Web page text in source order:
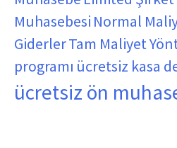
Muhasebesi Normal
GiderlerTam Maliyet
programı ücretsiz kasa
ücretsiz ön